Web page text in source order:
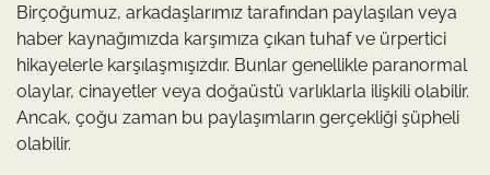
Birçoğumuz, arkadaşlarımız tarafından paylaşılan veya
haber kaynağımızda karşımıza çıkan tuhaf ve ürpertici
hikayelerle karşılaşmışızdır. Bunlar genellikle paranormal
olaylar, cinayetler veya doğaüstü varlıklarla ilişkili olabilir.
Ancak, çoğu zaman bu paylaşımların gerçekliği şüpheli
olabilir.